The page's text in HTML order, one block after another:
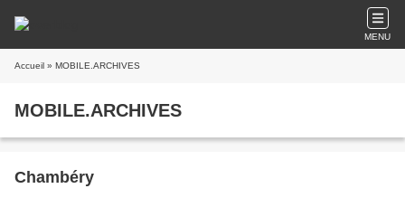
MENU
Accueil » MOBILE.ARCHIVES
MOBILE.ARCHIVES
Chambéry